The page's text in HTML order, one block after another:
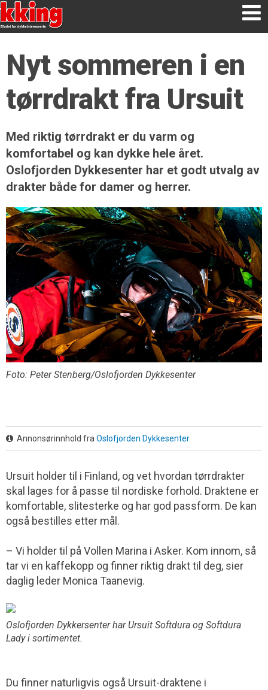
Nyt sommeren i en
tørrdrakt fra Ursuit
Med riktig tørrdrakt er du varm og
komfortabel og kan dykke hele året.
Oslofjorden Dykkesenter har et godt utvalg av
drakter både for damer og herrer.
Foto: Peter Stenberg/Oslofjorden Dykkesenter
Annonsørinnhold fra Oslofjorden Dykkesenter
Ursuit holder til i Finland, og vet hvordan tørrdrakter
skal lages for å passe til nordiske forhold. Draktene er
komfortable, slitesterke og har god passform. De kan
også bestilles etter mål.
– Vi holder til på Vollen Marina i Asker. Kom innom, så
tar vi en kaffekopp og finner riktig drakt til deg, sier
daglig leder Monica Taanevig.
Oslofjorden Dykkersenter har Ursuit Softdura og Softdura
Lady i sortimentet.
Du finner naturligvis også Ursuit-draktene i